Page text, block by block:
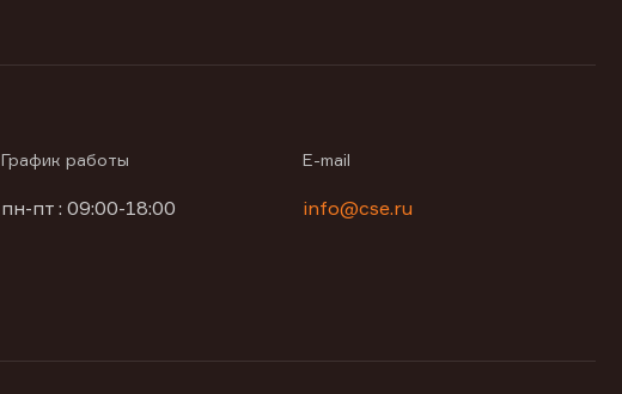
График работы
пн-пт : 09:00-18:00
E-mail
info@cse.ru